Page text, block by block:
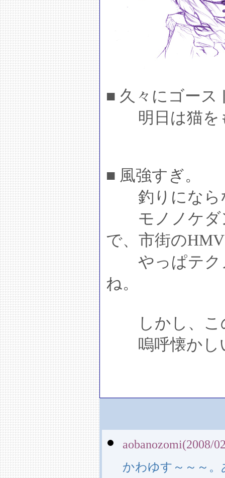
■ 久々にゴース
明日は猫を
■ 風強すぎ。
釣りになら
モノノケダ
で、市街の
やっぱテク
ね。
しかし、こ
嗚呼懐かし
aobanozomi(2008/
かわゆす～～～